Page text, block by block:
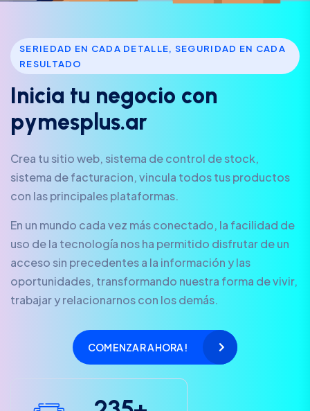
SERIEDAD EN CADA DETALLE, SEGURIDAD EN CADA
RESULTADO
Inicia tu negocio con
pymesp us.ar
Crea tu sitio web, sistema de control de stock,
sistema de facturacion, vincula todos tus productos
con las principales plataformas.
En un mundo cada vez más conectado, la facilidad de
uso de la tecnología nos ha permitido disfrutar de un
acceso sin precedentes a la información y las
oportunidades, transformando nuestra forma de vivir,
trabajar y relacionarnos con los demás.
COMENZAR AHORA!